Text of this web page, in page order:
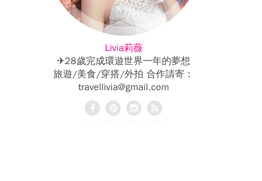
Livia莉薇
✈28歲完成環遊世界一年的夢想
旅遊/美食/穿搭/外拍 合作請寄：
travellivia@gmail.com